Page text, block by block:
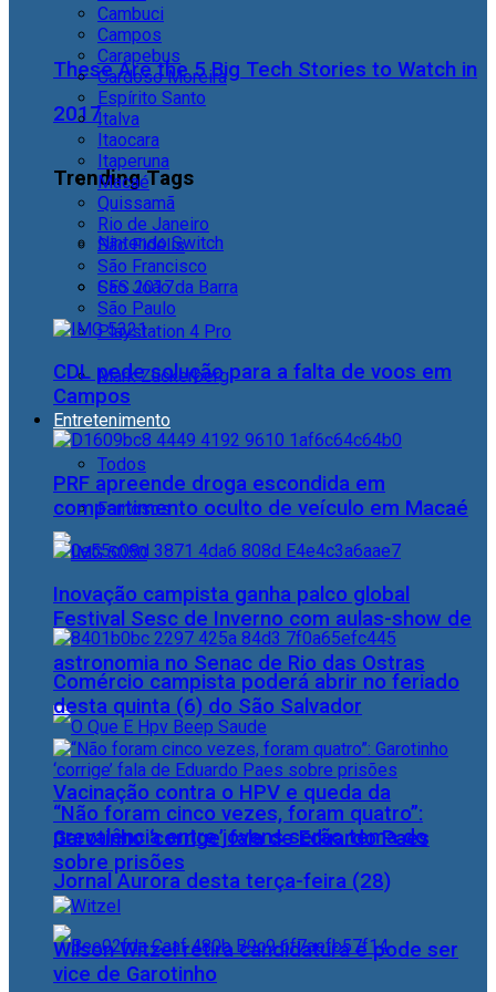
These Are the 5 Big Tech Stories to Watch in
2017
Trending Tags
Nintendo Switch
CES 2017
Playstation 4 Pro
Mark Zuckerberg
Entretenimento
Todos
Famosos
Festival Sesc de Inverno com aulas-show de
astronomia no Senac de Rio das Ostras
Vacinação contra o HPV e queda da
prevalência entre jovens serão tema do
Jornal Aurora desta terça-feira (28)
Cambuci
Campos
Carapebus
Cardoso Moreira
Espírito Santo
Italva
Itaocara
Itaperuna
Macaé
Quissamã
Rio de Janeiro
São Fidélis
São Francisco
São João da Barra
São Paulo
CDL pede solução para a falta de voos em
Campos
PRF apreende droga escondida em
compartimento oculto de veículo em Macaé
Inovação campista ganha palco global
Comércio campista poderá abrir no feriado
desta quinta (6) do São Salvador
“Não foram cinco vezes, foram quatro”:
Garotinho ‘corrige’ fala de Eduardo Paes
sobre prisões
Wilson Witzel retira candidatura e pode ser
vice de Garotinho